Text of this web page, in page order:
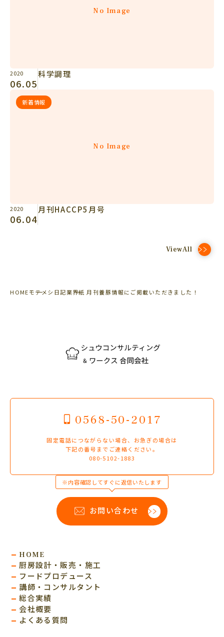
No Image
2020
06.05
科学調理
No Image
新着情報
2020
06.04
月刊HACCP5月号
ViewAll
HOMEモテメシ日記業界紙 月刊養豚情報にご掲載いただきました！
0568-50-2017
固定電話につながらない場合、お急ぎの場合は
下記の番号までご連絡ください。
080-5102-1883
※内容確認してすぐに返信いたします
お問い合わせ
HOME
厨房設計・販売・施工
フードプロデュース
講師・コンサルタント
総合実績
会社概要
よくある質問